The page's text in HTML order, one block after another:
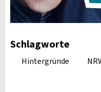
Schlagworte
Hintergründe